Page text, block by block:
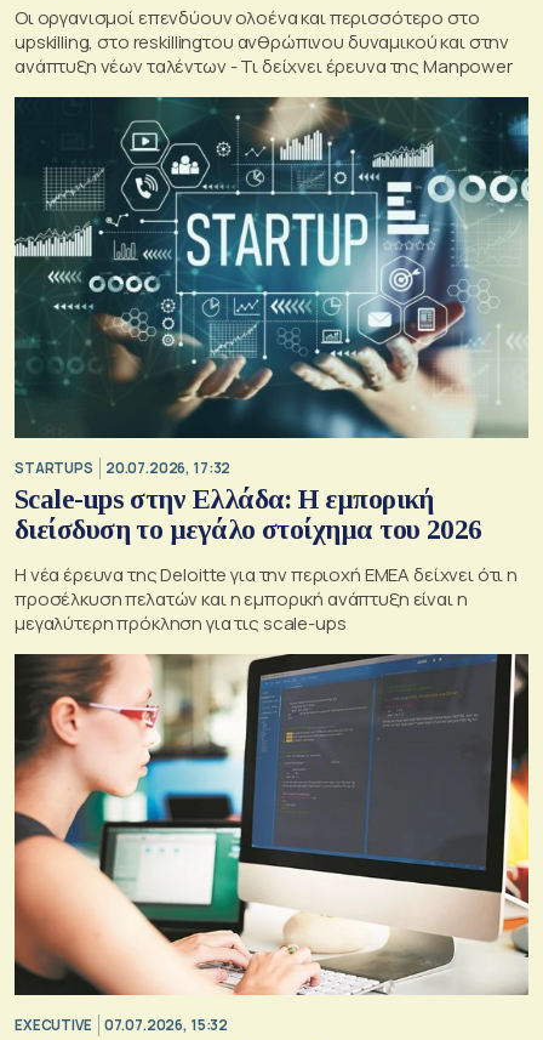
Οι οργανισμοί επενδύουν ολοένα και περισσότερο στο
upskilling, στο reskillingτου ανθρώπινου δυναμικού και στην
ανάπτυξη νέων ταλέντων - Τι δείχνει έρευνα της Manpower
STARTUPS 20.07.2026, 17:32
Scale-ups στην Ελλάδα: Η εμπορική
διείσδυση το μεγάλο στοίχημα του 2026
Η νέα έρευνα της Deloitte για την περιοχή EMEA δείχνει ότι η
προσέλκυση πελατών και η εμπορική ανάπτυξη είναι η
μεγαλύτερη πρόκληση για τις scale-ups
EXECUTIVE 07.07.2026, 15:32